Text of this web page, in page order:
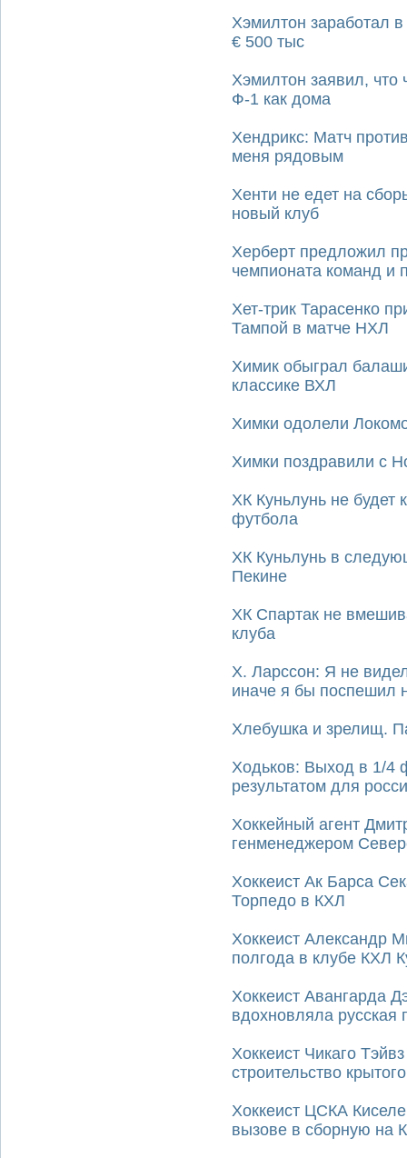
Хэмилтон заработал
€ 500 тыс
Хэмилтон заявил, что
Ф-1 как дома
Хендрикс: Матч
меня рядовым
Хенти не едет на
новый клуб
Херберт предложил
чемпионата команд и
Хет-трик Тарасенко
Тампой в матче НХЛ
Химик обыграл
классике ВХЛ
Химки одолели
Химки поздравили с
ХК Куньлунь не будет
футбола
ХК Куньлунь в
Пекине
ХК Спартак не
клуба
Х. Ларссон: Я не
иначе я бы поспешил
Хлебушка и зрелищ.
Ходьков: Выход в 1/4
результатом для
Хоккейный агент
генменеджером
Хоккеист Ак Барса
Торпедо в КХЛ
Хоккеист Александр
полгода в клубе КХЛ
Хоккеист Авангарда
вдохновляла русская
Хоккеист Чикаго
строительство
Хоккеист ЦСКА
вызове в сборную на